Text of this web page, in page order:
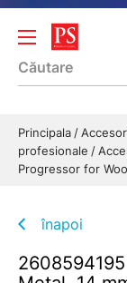
Principala
profesionale
Progressor for
înapoi